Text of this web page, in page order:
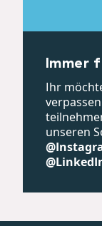
Immer
Ihr
unseren